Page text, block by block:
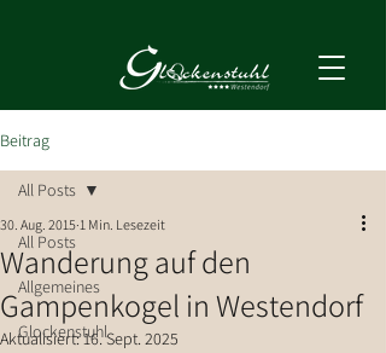
Beitrag
All Posts
Allgemeines
Glockenstuhl
All Posts
Wanderung auf den
Gampenkogel in Westendorf
30. Aug. 2015 1 Min. Lesezeit
Aktualisiert:16. Sept. 2025